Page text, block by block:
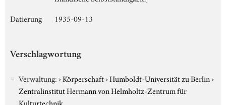
Datierung
1935-09-13
Verschlagwortung
Verwaltung:›Körperschaft›Humboldt-Universität zu Berlin›
Zentralinstitut Hermann von Helmholtz-Zentrum für
Kulturtechnik